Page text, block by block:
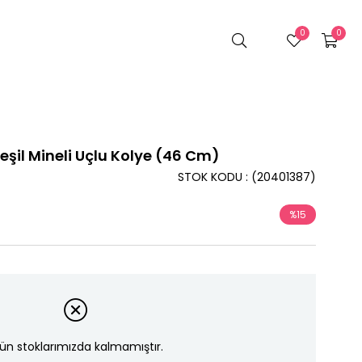
0
0
Mineli Uçlu Kolye (46 Cm)
(20401387)
STOK KODU
%15
stoklarımızda kalmamıştır.